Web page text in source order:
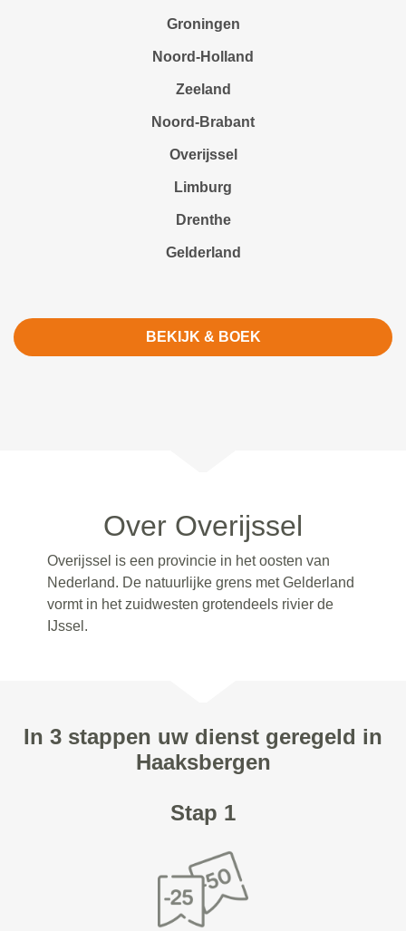
Groningen
Noord-Holland
Zeeland
Noord-Brabant
Overijssel
Limburg
Drenthe
Gelderland
BEKIJK & BOEK
Over Overijssel
Overijssel is een provincie in het oosten van
Nederland. De natuurlijke grens met Gelderland
vormt in het zuidwesten grotendeels rivier de
IJssel.
In 3 stappen uw dienst geregeld in
Haaksbergen
Stap 1